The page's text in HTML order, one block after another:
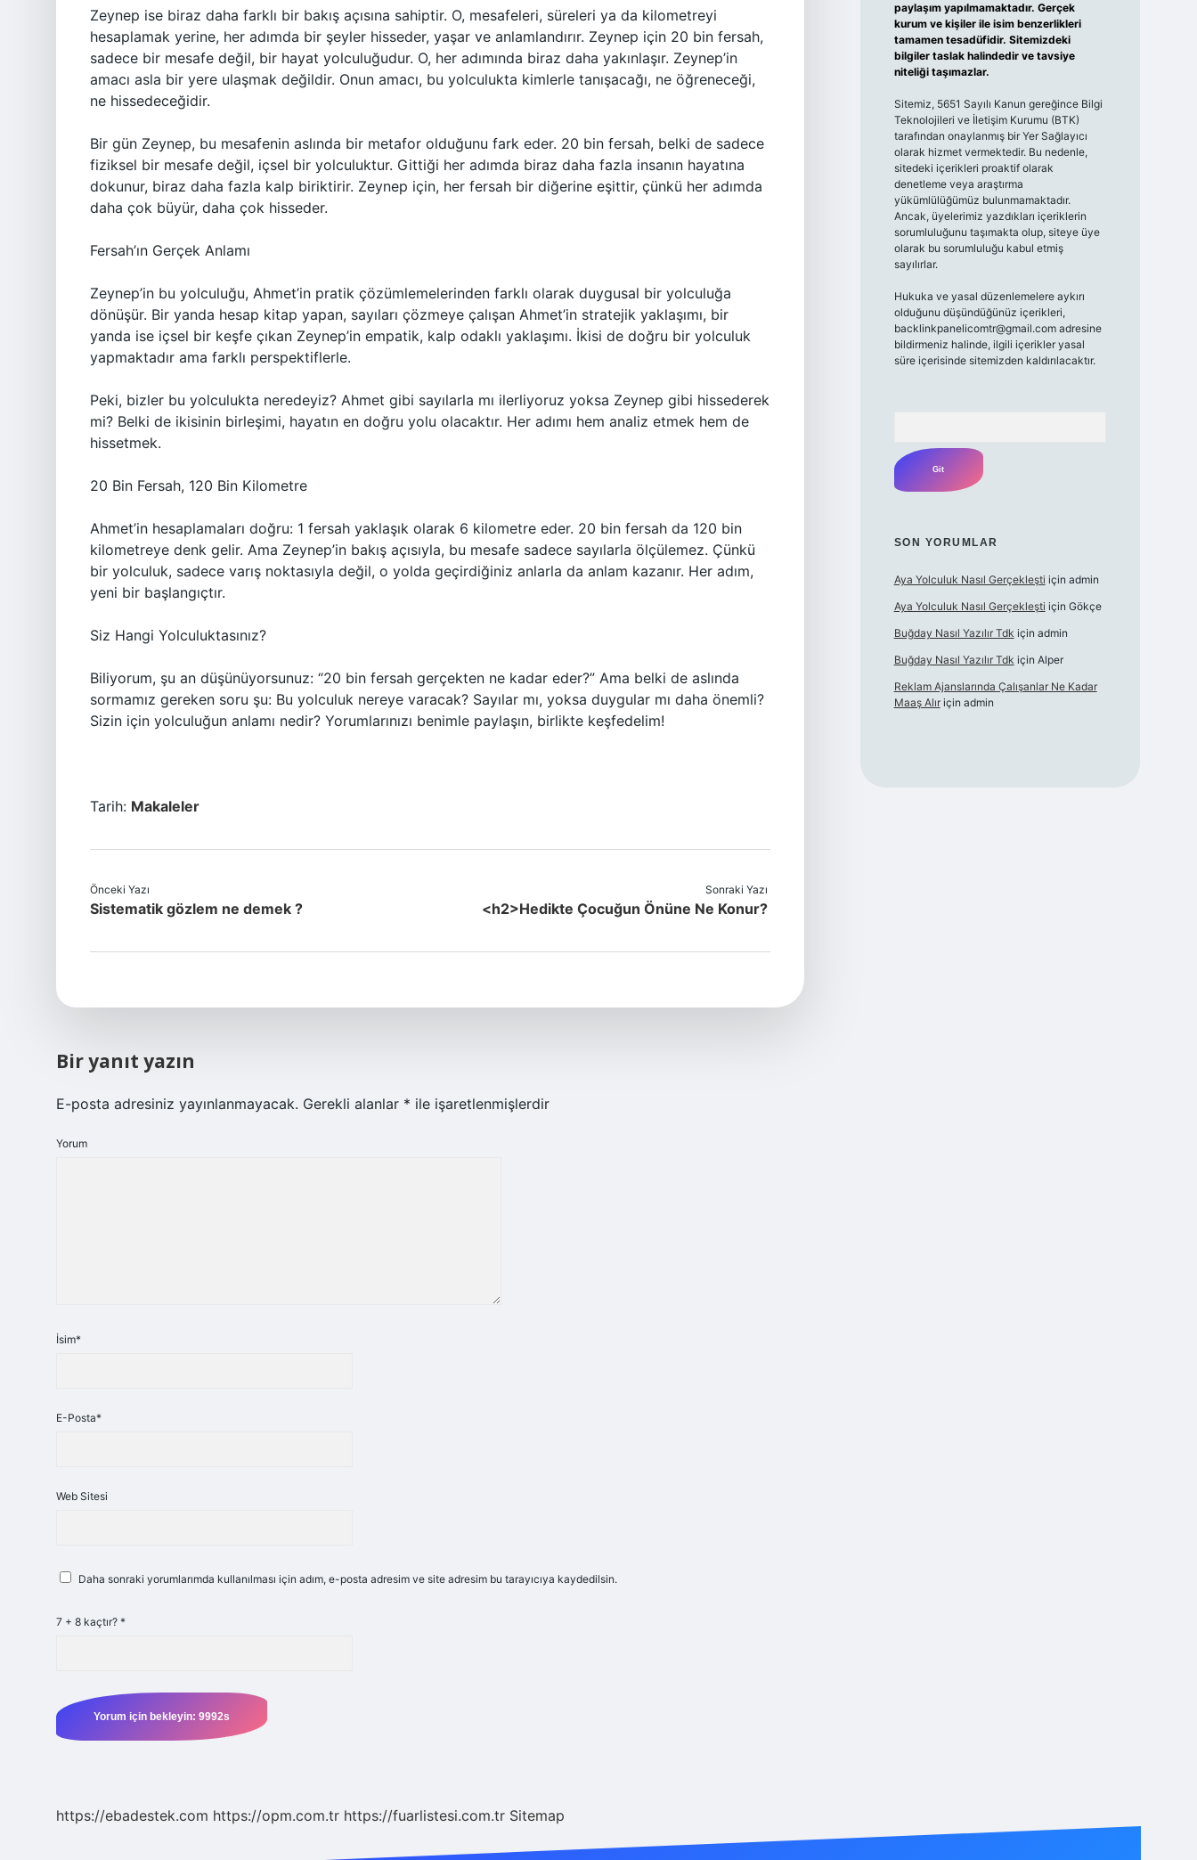
Zeynep ise biraz daha farklı bir bakış açısına sahiptir. O, mesafeleri, süreleri ya da kilometreyi
hesaplamak yerine, her adımda bir şeyler hisseder, yaşar ve anlamlandırır. Zeynep için 20 bin fersah,
sadece bir mesafe değil, bir hayat yolculuğudur. O, her adımında biraz daha yakınlaşır. Zeynep’in
amacı asla bir yere ulaşmak değildir. Onun amacı, bu yolculukta kimlerle tanışacağı, ne öğreneceği,
ne hissedeceğidir.
Bir gün Zeynep, bu mesafenin aslında bir metafor olduğunu fark eder. 20 bin fersah, belki de sadece
fiziksel bir mesafe değil, içsel bir yolculuktur. Gittiği her adımda biraz daha fazla insanın hayatına
dokunur, biraz daha fazla kalp biriktirir. Zeynep için, her fersah bir diğerine eşittir, çünkü her adımda
daha çok büyür, daha çok hisseder.
Fersah’ın Gerçek Anlamı
Zeynep’in bu yolculuğu, Ahmet’in pratik çözümlemelerinden farklı olarak duygusal bir yolculuğa
dönüşür. Bir yanda hesap kitap yapan, sayıları çözmeye çalışan Ahmet’in stratejik yaklaşımı, bir
yanda ise içsel bir keşfe çıkan Zeynep’in empatik, kalp odaklı yaklaşımı. İkisi de doğru bir yolculuk
yapmaktadır ama farklı perspektiflerle.
Peki, bizler bu yolculukta neredeyiz? Ahmet gibi sayılarla mı ilerliyoruz yoksa Zeynep gibi hissederek
mi? Belki de ikisinin birleşimi, hayatın en doğru yolu olacaktır. Her adımı hem analiz etmek hem de
hissetmek.
20 Bin Fersah, 120 Bin Kilometre
Ahmet’in hesaplamaları doğru: 1 fersah yaklaşık olarak 6 kilometre eder. 20 bin fersah da 120 bin
kilometreye denk gelir. Ama Zeynep’in bakış açısıyla, bu mesafe sadece sayılarla ölçülemez. Çünkü
bir yolculuk, sadece varış noktasıyla değil, o yolda geçirdiğiniz anlarla da anlam kazanır. Her adım,
yeni bir başlangıçtır.
Siz Hangi Yolculuktasınız?
Biliyorum, şu an düşünüyorsunuz: “20 bin fersah gerçekten ne kadar eder?” Ama belki de aslında
sormamız gereken soru şu: Bu yolculuk nereye varacak? Sayılar mı, yoksa duygular mı daha önemli?
Sizin için yolculuğun anlamı nedir? Yorumlarınızı benimle paylaşın, birlikte keşfedelim!
Tarih: Makaleler
Önceki Yazı
Sistematik gözlem ne demek ?
Sonraki Yazı
<h2>Hedikte Çocuğun Önüne Ne Konur?
Bir yanıt yazın
E-posta adresiniz yayınlanmayacak. Gerekli alanlar * ile işaretlenmişlerdir
Yorum
İsim*
E-Posta*
Web Sitesi
Daha sonraki yorumlarımda kullanılması için adım, e-posta adresim ve site adresim bu tarayıcıya kaydedilsin.
7 + 8 kaçtır? *
https://ebadestek.com https://opm.com.tr https://fuarlistesi.com.tr Sitemap
paylaşım yapılmamaktadır. Gerçek
kurum ve kişiler ile isim benzerlikleri
tamamen tesadüfidir. Sitemizdeki
bilgiler taslak halindedir ve tavsiye
niteliği taşımazlar.
Sitemiz, 5651 Sayılı Kanun gereğince Bilgi
Teknolojileri ve İletişim Kurumu (BTK)
tarafından onaylanmış bir Yer Sağlayıcı
olarak hizmet vermektedir. Bu nedenle,
sitedeki içerikleri proaktif olarak
denetleme veya araştırma
yükümlülüğümüz bulunmamaktadır.
Ancak, üyelerimiz yazdıkları içeriklerin
sorumluluğunu taşımakta olup, siteye üye
olarak bu sorumluluğu kabul etmiş
sayılırlar.
Hukuka ve yasal düzenlemelere aykırı
olduğunu düşündüğünüz içerikleri,
backlinkpanelicomtr@gmail.com adresine
bildirmeniz halinde, ilgili içerikler yasal
süre içerisinde sitemizden kaldırılacaktır.
SON YORUMLAR
Aya Yolculuk Nasıl Gerçekleşti için admin
Aya Yolculuk Nasıl Gerçekleşti için Gökçe
Buğday Nasıl Yazılır Tdk için admin
Buğday Nasıl Yazılır Tdk için Alper
Reklam Ajanslarında Çalışanlar Ne Kadar
Maaş Alıriçin admin